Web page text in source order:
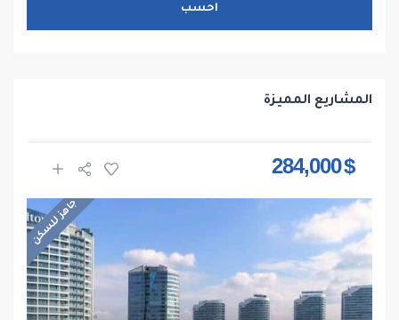
احسب
المشاريع المميزة
$ 284,000
جاهز للسكن